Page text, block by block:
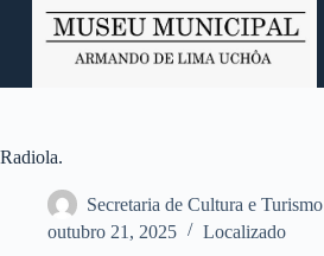
o
n
Radiola.
Secretaria de Cultura e Turismo
outubro 21, 2025
Localizado